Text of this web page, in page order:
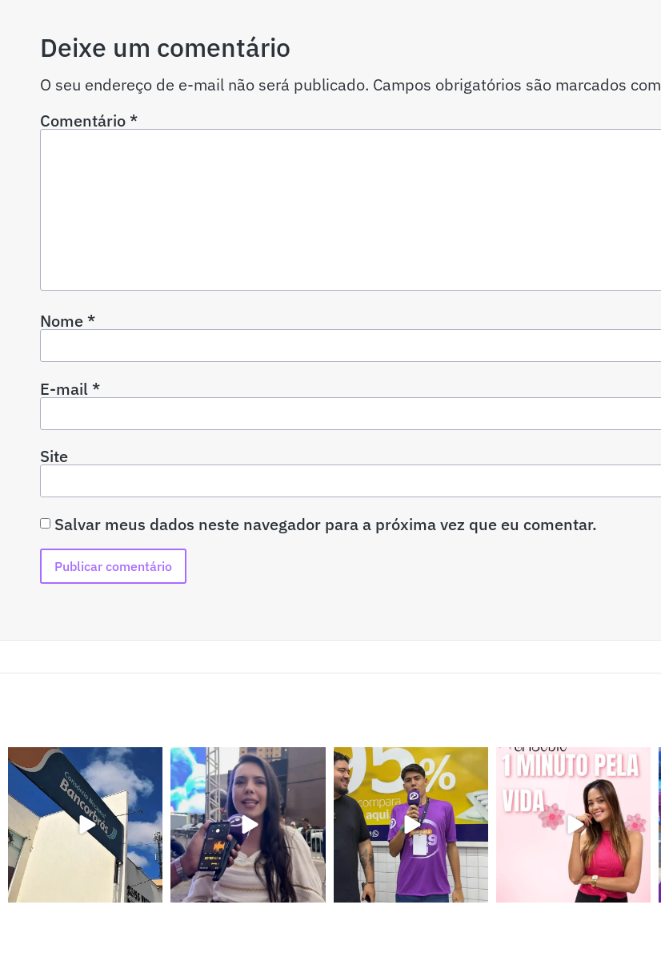
Deixe um comentário
O seu endereço de e-mail não será publicado. Campos obrigatórios são marcados com
Comentário*
Nome*
E-mail*
Site
Salvar meus dados neste navegador para a próxima vez que eu comentar.